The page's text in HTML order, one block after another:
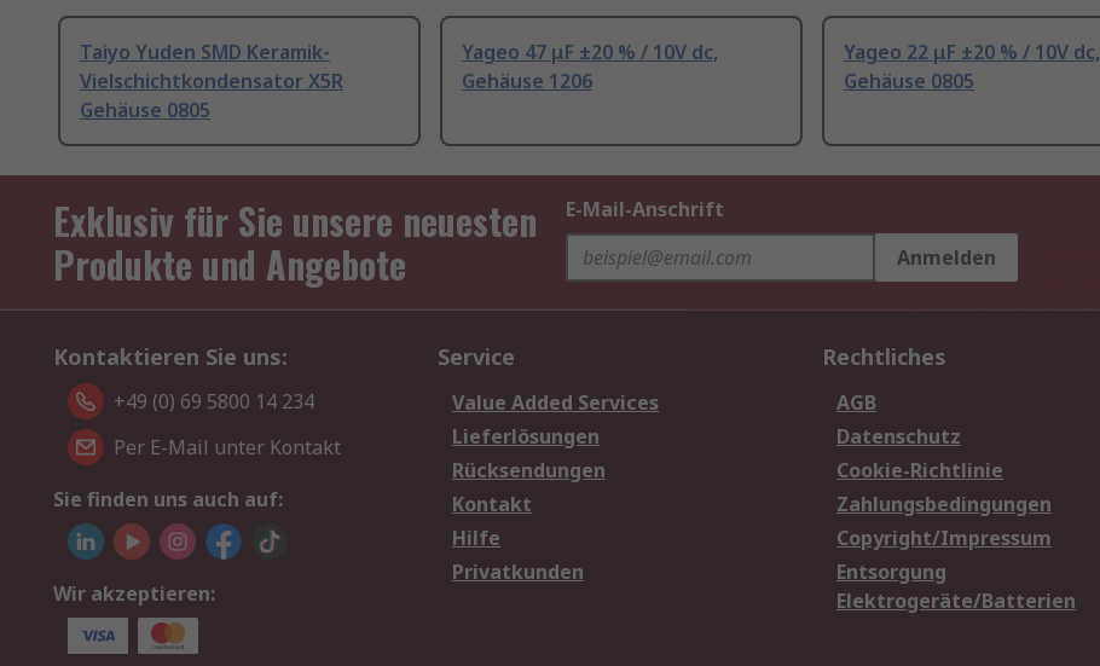
Taiyo Yuden SMD Keramik-
Vielschichtkondensator X5R
Gehäuse 0805
Yageo 47 μF ±20 % / 10V dc,
Gehäuse 1206
Yageo 22 μF ±20 % / 10V dc,
Gehäuse 0805
Exklusiv für Sie unsere neuesten
Produkte und Angebote
E-Mail-Anschrift
Anmelden
Kontaktieren Sie uns:
+49 (0) 69 5800 14 234
Per E-Mail unter Kontakt
Sie finden uns auch auf:
Wir akzeptieren:
Service
Value Added Services
Lieferlösungen
Rücksendungen
Kontakt
Hilfe
Privatkunden
Rechtliches
AGB
Datenschutz
Cookie-Richtlinie
Zahlungsbedingungen
Copyright/Impressum
Entsorgung
Elektrogeräte/Batterien